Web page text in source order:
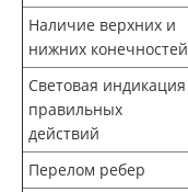
Наличие верхних и
нижних конечностей
Световая индикация
правильных
действий
Перелом ребер